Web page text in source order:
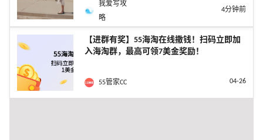
我爱写攻
略
4分钟前
【进群有奖】55海淘在线撒钱！扫码立即加
入海淘群，最高可领7美金奖励！
55管家CC 04-26